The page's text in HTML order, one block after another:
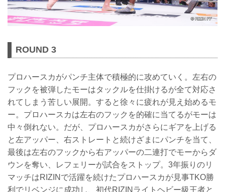
ROUND 3
プロハースカがパンチ主体で積極的に攻めていく。左右の
フックを被弾したモーはタックルを仕掛けるが全て対応さ
れてしまう苦しい展開。すると徐々に疲れが見え始めるモ
ー。プロハースカは左右のフックを的確に当てるがモーは
中々倒れない。だが、プロハースカがさらにギアを上げる
と左アッパー、右ストレートと続けざまにパンチを当て、
最後は左右のフックから右アッパーの二連打でモーからダ
ウンを奪い、レフェリーが試合をストップ。3年振りのリ
マッチはRIZINで活躍を続けたプロハースカが見事TKO勝
利でリベンジに成功し、初代RIZINライトヘビー級王者と